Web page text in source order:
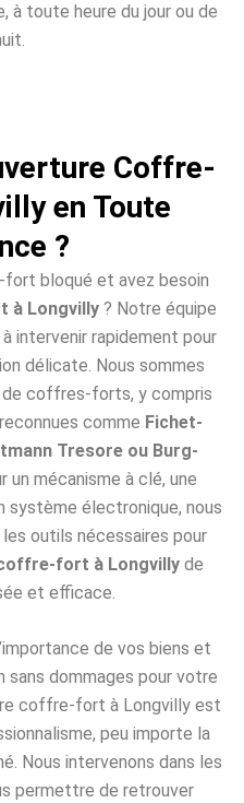
à toute heure du jour ou de
Coffre-
en Toute
?
bloqué et avez besoin
à Longvilly? Notre équipe
intervenir rapidement pour
délicate. Nous sommes
de coffres-forts, y compris
comme Fichet-
Tresore ou Burg-
un mécanisme à clé, une
système électronique, nous
outils nécessaires pour
fort à Longvillyde
et efficace.
de vos biens et
dommages pour votre
coffre-fort à Longvilly est
peu importe la
Nous intervenons dans les
permettre de retrouver